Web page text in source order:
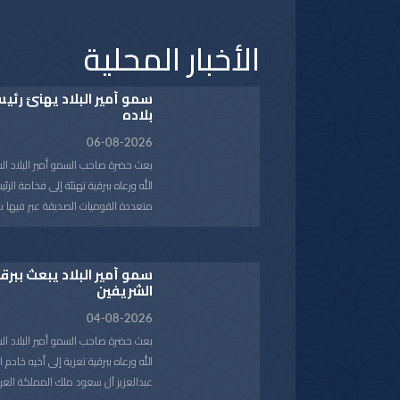
الأخبار المحلية
سمو أمير البلاد يهنئ
بلاده
06-08-2026
بعث حضرة صاحب السمو أمير البلاد
الله ورعاه ببرقية تهنئة إلى فخامة
متعددة القوميات الصديقة عبر
الصديق كل التقدم والازدهار.
سمو أمير البلاد يبعث
الشريفين
04-08-2026
بعث حضرة صاحب السمو أمير البلاد
الله ورعاه ببرقية تعزية إلى أخيه
عبدالعزيز آل سعود ملك المملكة